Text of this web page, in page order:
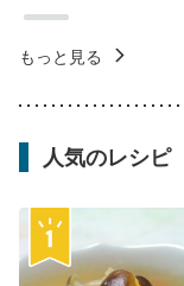
もっと見る
人気のレシピ